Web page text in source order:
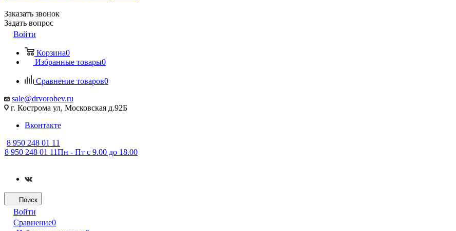
Заказать звонок
Задать вопрос
Войти
Корзина0
Избранные товары0
Сравнение товаров0
sale@drvorobev.ru
г. Кострома ул, Московская д.92Б
Вконтакте
8 950 248 01 11
8 950 248 01 11Пн - Пт с 9.00 до 18.00
Поиск
Войти
Сравнение0